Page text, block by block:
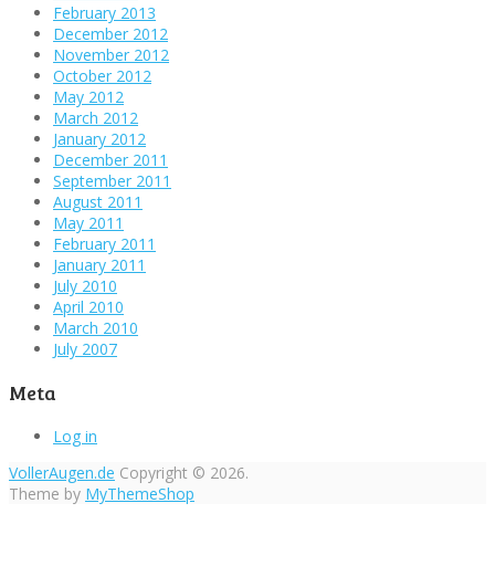
February 2013
December 2012
November 2012
October 2012
May 2012
March 2012
January 2012
December 2011
September 2011
August 2011
May 2011
February 2011
January 2011
July 2010
April 2010
March 2010
July 2007
Meta
Log in
VollerAugen.de Copyright © 2026.
Theme by MyThemeShop